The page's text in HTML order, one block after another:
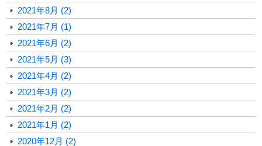
2021年8月 (2)
2021年7月 (1)
2021年6月 (2)
2021年5月 (3)
2021年4月 (2)
2021年3月 (2)
2021年2月 (2)
2021年1月 (2)
2020年12月 (2)